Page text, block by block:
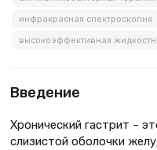
инфракрасная спектроскопия
высокоэффективная
Введение
Хронический гастрит –
слизистой оболочки